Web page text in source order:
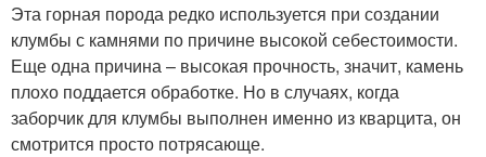
Эта горная порода редко используется при создании
клумбы с камнями по причине высокой себестоимости.
Еще одна причина – высокая прочность, значит, камень
плохо поддается обработке. Но в случаях, когда
заборчик для клумбы выполнен именно из кварцита, он
смотрится просто потрясающе.